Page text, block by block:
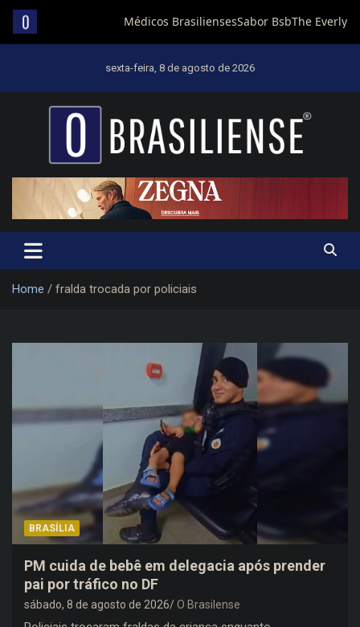
sexta-feira, 8 de agosto de 2026
Um diário de notícias que trabalha por Brasília
Home fralda trocada por policiais
BRASÍLIA
PM cuida de bebê em delegacia após prender
pai por tráfico no DF
sábado, 8 de agosto de 2026 O Brasilense